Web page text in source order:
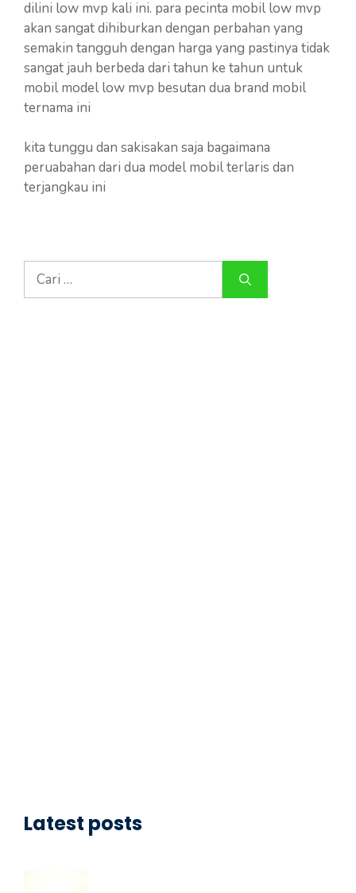
dilini low mvp kali ini. para pecinta mobil low mvp
akan sangat dihiburkan dengan perbahan yang
semakin tangguh dengan harga yang pastinya tidak
sangat jauh berbeda dari tahun ke tahun untuk
mobil model low mvp besutan dua brand mobil
ternama ini
kita tunggu dan sakisakan saja bagaimana
peruabahan dari dua model mobil terlaris dan
terjangkau ini
Cari
untuk:
Latest posts